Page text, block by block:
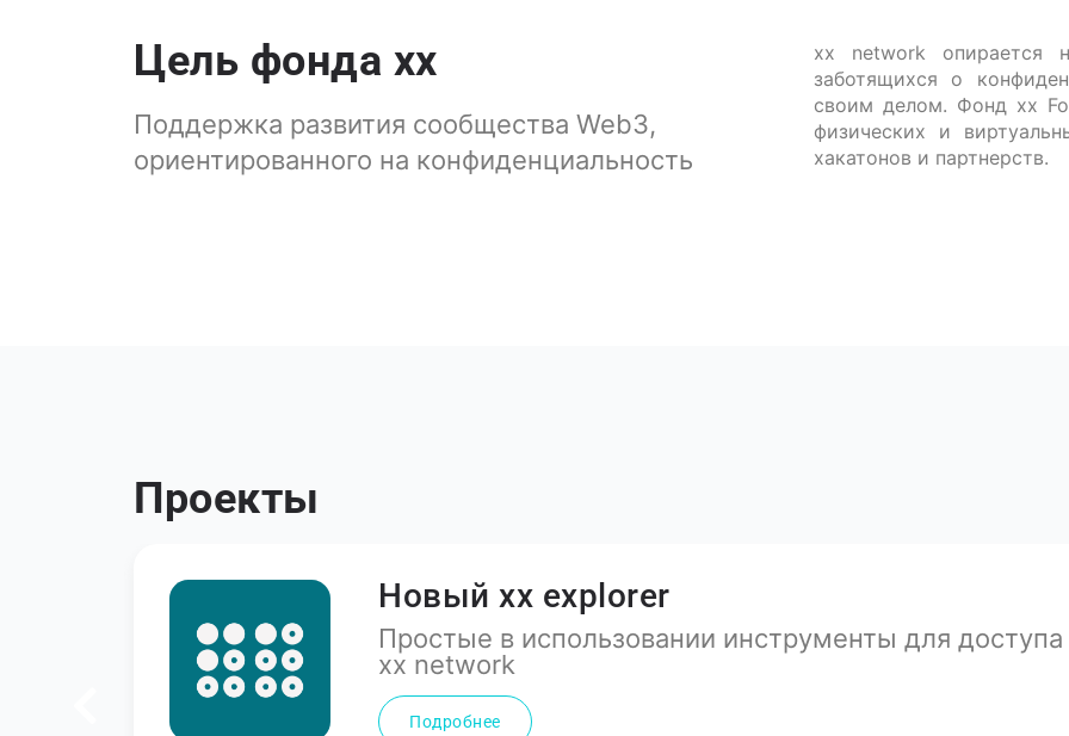
Цель фонда xx
Поддержка развития сообщества Web3,
ориентированного на конфиденциальность
xx network опирается
заботящихся о
своим делом. Фонд xx
физических и
хакатонов и партнерств.
Проекты
Голосуйте xx
Система дистанционного голосования с
возможностью сквозной проверки и устойчивостью к
принуждению